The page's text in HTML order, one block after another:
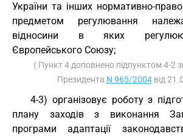
України та інших нормативно-
предметом регулювання
відносини в яких
Європейського Союзу;
( Пункт 4 доповнено підпунктом 4-2
Президента N 965/2004від
4-3) організовує роботу з
плану заходів з виконання
програми адаптації